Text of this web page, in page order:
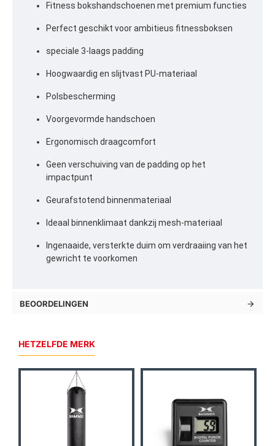
Fitness bokshandschoenen met premium functies
Perfect geschikt voor ambitieus fitnessboksen
speciale 3-laags padding
Hoogwaardig en slijtvast PU-materiaal
Polsbescherming
Voorgevormde handschoen
Ergonomisch draagcomfort
Geen verschuiving van de padding op het
impactpunt
Geurafstotend binnenmateriaal
Ideaal binnenklimaat dankzij mesh-materiaal
Ingenaaide, versterkte duim om verdraaiing van het
gewricht te voorkomen
BEOORDELINGEN
HETZELFDE MERK